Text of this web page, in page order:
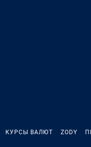
КУРСЫ ВАЛЮТ ZODY